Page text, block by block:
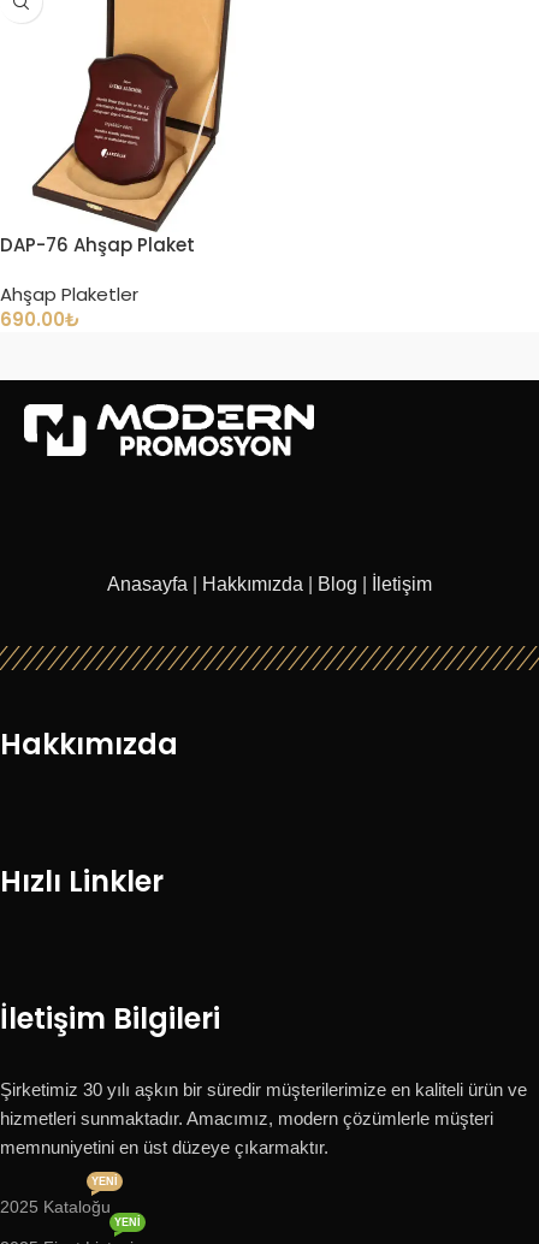
DAP-76 Ahşap Plaket
Ahşap Plaketler
690.00₺
Anasayfa Hakkımızda Blog İletişim
Hakkımızda
Hızlı Linkler
İletişim Bilgileri
Şirketimiz 30 yılı aşkın bir süredir müşterilerimize en kaliteli ürün ve
hizmetleri sunmaktadır. Amacımız, modern çözümlerle müşteri
memnuniyetini en üst düzeye çıkarmaktır.
2025 Kataloğu
YENI
YENI